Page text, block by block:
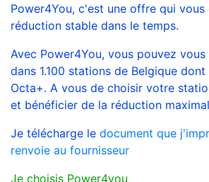
Power4You, c'est une offre qui vous
réduction stable dans le temps.
Avec Power4You, vous pouvez
dans 1.100 stations de Belgique
Octa+. A vous de choisir votre
et bénéficier de la réduction
Je télécharge le document que
renvoie au fournisseur
Je choisis Power4you